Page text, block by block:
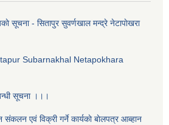
सूचना - सितापुर सुवर्णखाल मन्द्रे नेटापाेखरा
Subarnakhal Netapokhara
सूचना ।।।
संकलन एवं विक्री गर्ने कार्यकाे बाेलपत्र आब्हान